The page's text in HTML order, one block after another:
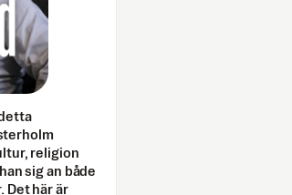
religion
sig an både
Det här är